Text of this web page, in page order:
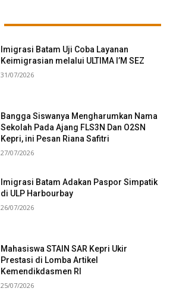
Imigrasi Batam Uji Coba Layanan
Keimigrasian melalui ULTIMA I’M SEZ
31/07/2026
Bangga Siswanya Mengharumkan Nama
Sekolah Pada Ajang FLS3N Dan O2SN
Kepri, ini Pesan Riana Safitri
27/07/2026
Imigrasi Batam Adakan Paspor Simpatik
di ULP Harbourbay
26/07/2026
Mahasiswa STAIN SAR Kepri Ukir
Prestasi di Lomba Artikel
Kemendikdasmen RI
25/07/2026